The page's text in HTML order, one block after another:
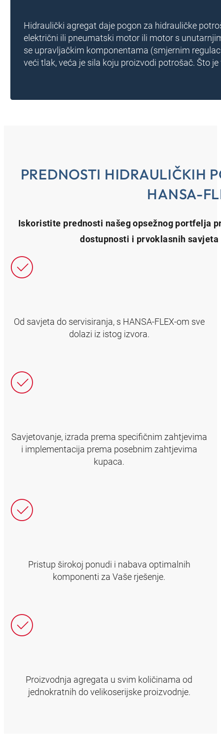
Hidraulički agregat daje pogon za hidrauličke
električni ili pneumatski motor ili motor s
se upravljačkim komponentama (smjernim
veći tlak, veća je sila koju proizvodi potrošač. Što
PREDNOSTI HIDRAULIČKIH
HANSA-
Iskoristite prednosti našeg opsežnog portfelja
dostupnosti i prvoklasnih
Od savjeta do servisiranja, s HANSA‑FLEX-om sve
dolazi iz istog izvora.
Savjetovanje, izrada prema specifičnim zahtjevima
i implementacija prema posebnim zahtjevima
kupaca.
Pristup širokoj ponudi i nabava optimalnih
komponenti za Vaše rješenje.
Proizvodnja agregata u svim količinama od
jednokratnih do velikoserijske proizvodnje.